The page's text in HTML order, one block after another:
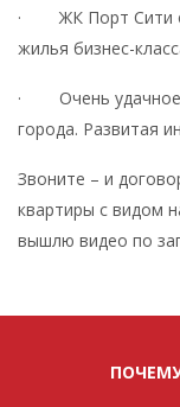
· ЖК Порт Сити от
жилья бизнес-
· Очень удачное
города. Развитая
Звоните – и
квартиры c видом
вышлю видео по